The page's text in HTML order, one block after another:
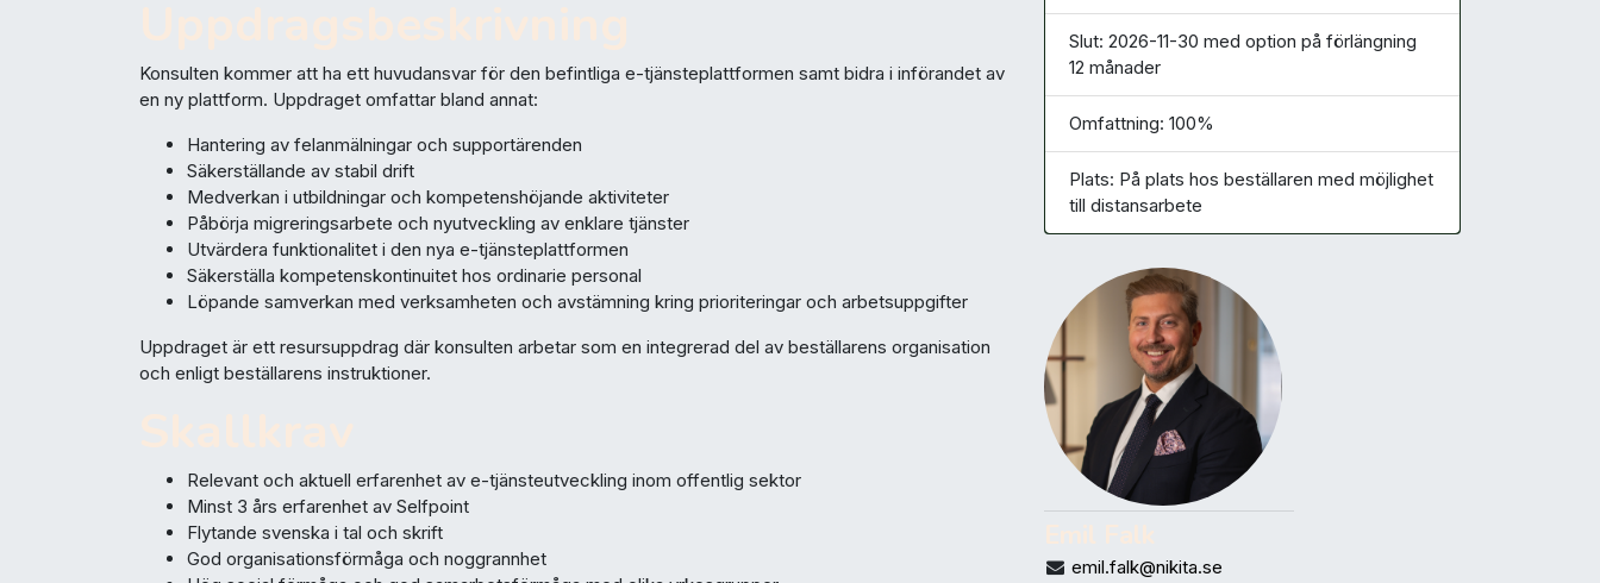
Konsulten kommer att ha ett huvudansvar för den befintliga e-tjänsteplattformen samt bidra i införandet av
en ny plattform. Uppdraget omfattar bland annat:
Hantering av felanmälningar och supportärenden
Säkerställande av stabil drift
Medverkan i utbildningar och kompetenshöjande aktiviteter
Påbörja migreringsarbete och nyutveckling av enklare tjänster
Utvärdera funktionalitet i den nya e-tjänsteplattformen
Säkerställa kompetenskontinuitet hos ordinarie personal
Löpande samverkan med verksamheten och avstämning kring prioriteringar och arbetsuppgifter
Uppdraget är ett resursuppdrag där konsulten arbetar som en integrerad del av beställarens organisation
och enligt beställarens instruktioner.
Relevant och aktuell erfarenhet av e-tjänsteutveckling inom offentlig sektor
Minst 3 års erfarenhet av Selfpoint
Flytande svenska i tal och skrift
God organisationsförmåga och noggrannhet
Slut: 2026-11-30 med option på förlängning
12 månader
Omfattning: 100%
Plats: På plats hos beställaren med möjlighet
till distansarbete
emil.falk@nikita.se